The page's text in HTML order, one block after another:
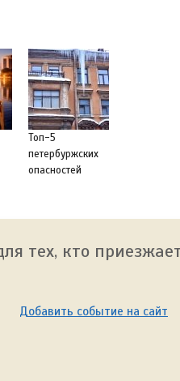
Топ-5
петербуржских
опасностей
тех, кто
Добавить событие на сайт